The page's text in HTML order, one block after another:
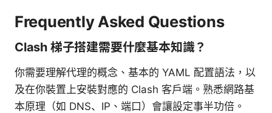
Frequently Asked Questions
Clash 梯子搭建需要什麼基本知識？
你需要理解代理的概念、基本的 YAML 配置語法，以
及在你裝置上安裝對應的 Clash 客戶端。熟悉網路基
本原理（如 DNS、IP、端口）會讓設定事半功倍。